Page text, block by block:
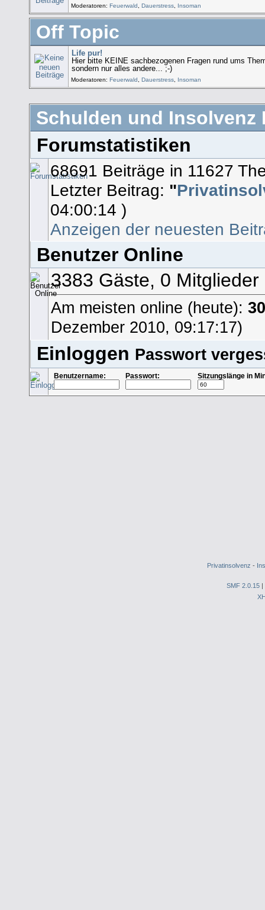
Moderatoren:Feuerwald ,Dauerstress Insoman
Off Topic
Life pur!
Hier bitte KEINE sachbezogenen Fragen rund ums
sondern nur alles andere... ;-)
Moderatoren:Feuerwald ,Dauerstress Insoman
Schulden und Insolvenz
Forumstatistiken
68691 Beiträge in 11627
Letzter Beitrag: "
04:00:14 )
Anzeigen der neuesten
Benutzer Online
3383 Gäste, 0 Mitglieder
Am meisten online (heute): 30
Dezember 2010, 09:17:17)
Einloggen Passwort
Benutzername: Passwort: Sitzungslänge in
Privatinsolvenz -
SMF 2.0.15 |